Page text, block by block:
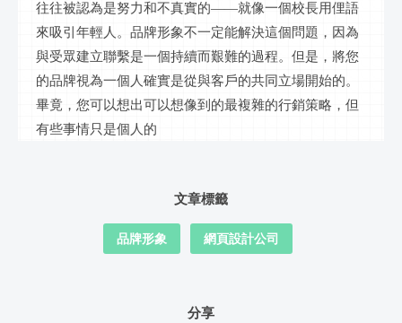
往往被認為是努力和不真實的——就像一個校長用俚語
來吸引年輕人。品牌形象不一定能解決這個問題，因為
與受眾建立聯繫是一個持續而艱難的過程。但是，將您
的品牌視為一個人確實是從與客戶的共同立場開始的。
畢竟，您可以想出可以想像到的最複雜的行銷策略，但
有些事情只是個人的
文章標籤
品牌形象 網頁設計公司
分享